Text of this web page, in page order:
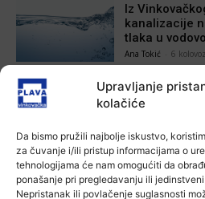
Upravljanje
kolačiće
Da bismo pružili najbolje iskustvo,
za čuvanje i/ili pristup informacijama o
tehnologijama će nam omogućiti da
ponašanje pri pregledavanju ili
Nepristanak ili povlačenje suglasnosti
Iz
kanalizacije
tlaka u
Ana Tokić 6
Aktualno
U Županji
7 kolovoza, 2026